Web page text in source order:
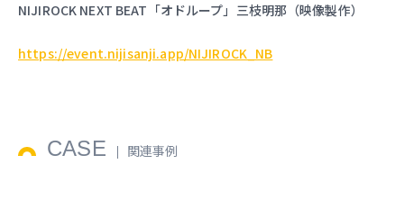
NIJIROCK NEXT BEAT「オドループ」三枝明那（映像製作）
https://event.nijisanji.app/NIJIROCK_NB
CASE 関連事例